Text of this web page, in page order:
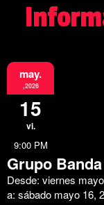
may.
,2026
15
vi.
9:00 PM
Grupo
Desde: viernes
a: sábado mayo 16,